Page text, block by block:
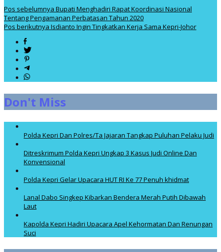
Navigasi
pos
Pos sebelumnya Bupati Menghadiri Rapat Koordinasi Nasional
Tentang Pengamanan Perbatasan Tahun 2020
Pos berikutnya Isdianto Ingin Tingkatkan Kerja Sama Kepri-Johor
Don't Miss
Polda Kepri Dan Polres/Ta Jajaran Tangkap Puluhan Pelaku Judi
Ditreskrimum Polda Kepri Ungkap 3 Kasus Judi Online Dan
Konvensional
Polda Kepri Gelar Upacara HUT RI Ke 77 Penuh khidmat
Lanal Dabo Singkep Kibarkan Bendera Merah Putih Dibawah
Laut
Kapolda Kepri Hadiri Upacara Apel Kehormatan Dan Renungan
Suci